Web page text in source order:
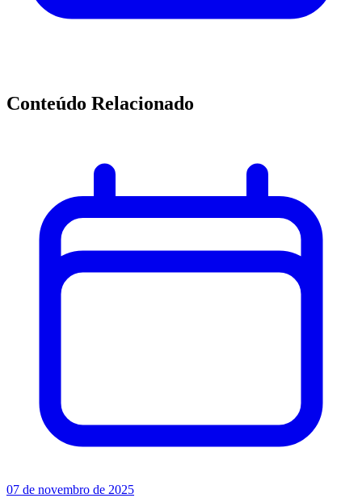
Conteúdo Relacionado
07 de novembro de 2025